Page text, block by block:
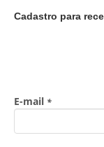
Cadastro para